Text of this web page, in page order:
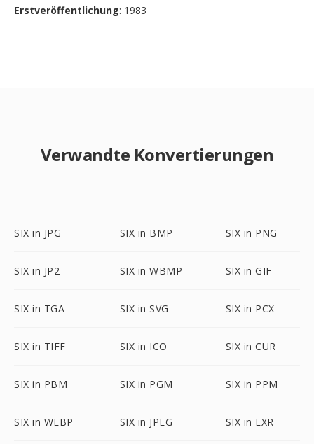
Erstveröffentlichung: 1983
Verwandte Konvertierungen
SIX in JPG SIX in BMP SIX in PNG
SIX in JP2 SIX in WBMP SIX in GIF
SIX in TGA SIX in SVG SIX in PCX
SIX in TIFF SIX in ICO SIX in CUR
SIX in PBM SIX in PGM SIX in PPM
SIX in WEBP SIX in JPEG SIX in EXR